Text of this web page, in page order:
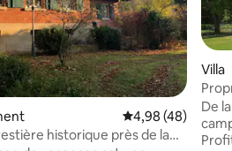
Évaluation
4,98 (48)
historique près de la
Villa
De